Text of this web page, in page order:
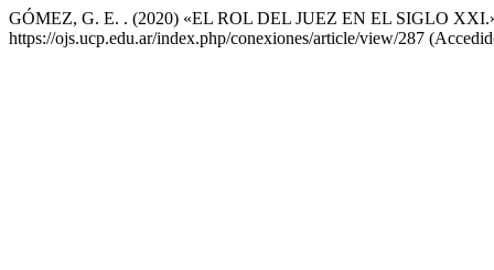
GÓMEZ, G. E. . (2020) «EL ROL DEL JUEZ EN EL SIGLO
https://ojs.ucp.edu.ar/index.php/conexiones/article/view/287